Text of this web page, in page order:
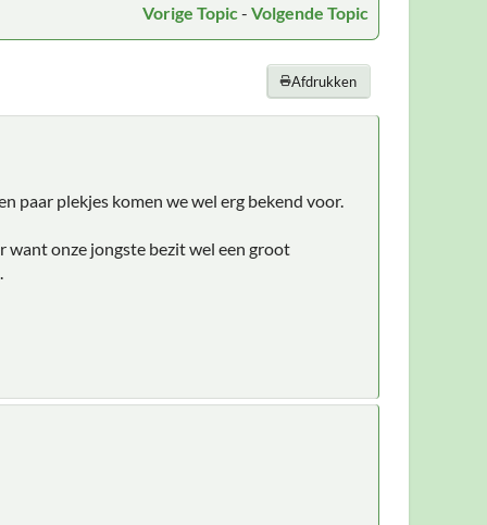
Vorige Topic - Volgende Topic
Afdrukken
paar plekjes komen we wel erg bekend voor.
want onze jongste bezit wel een groot